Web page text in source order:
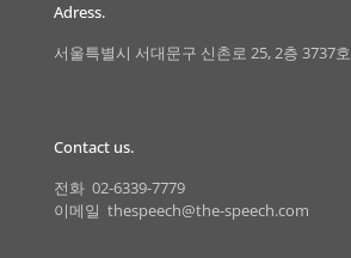
Adress.
서울특별시 서대문구 신촌로 25, 2층 3737호
Contact us.
전화 02-6339-7779
이메일 thespeech@the-speech.com